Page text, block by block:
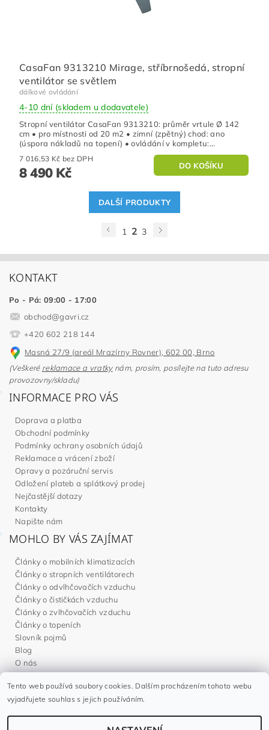
CasaFan 9313210 Mirage, stříbrnošedá, stropní
ventilátor se světlem
dálkové ovládání
4-10 dní (skladem u dodavatele)
Stropní ventilátor CasaFan 9313210: průměr vrtule Ø 142
cm • pro místnosti od 20 m2 • zimní (zpětný) chod: ano
(úspora nákladů na topení) • ovládání v kompletu:...
7 016,53 Kč bez DPH
8 490 Kč
DALŠÍ PRODUKTY
1 2 3
KONTAKT
Po - Pá: 09:00 - 17:00
obchod@gavri.cz
+420 602 218 144
Masná 27/9 (areál Mrazírny Rovner), 602 00, Brno
(Veškeré reklamace a vratkynám, prosím, posílejte na tuto adresu
provozovny/skladu)
INFORMACE PRO VÁS
Doprava a platba
Obchodní podmínky
Podmínky ochrany osobních údajů
Reklamace a vrácení zboží
Opravy a pozáruční servis
Odložení plateb a splátkový prodej
Nejčastější dotazy
Kontakty
Napište nám
MOHLO BY VÁS ZAJÍMAT
Články o mobilních klimatizacích
Články o stropních ventilátorech
Články o odvlhčovačích vzduchu
Články o čističkách vzduchu
Články o zvlhčovačích vzduchu
Články o topeních
Slovník pojmů
Blog
O nás
Noaton.cz | Noaton.de | Noaton.es | Gavri.sk | Gavri.es
Tento web používá soubory cookies. Dalším procházením tohoto webu
vyjadřujete souhlas s jejich používáním.